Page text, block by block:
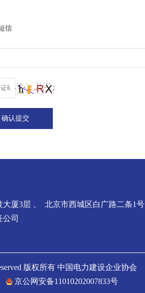
信
厦3层 、 北京市西城区白广路二条1号
司
版权所有 中国电力建设企业协会
京公网安备11010202007833号